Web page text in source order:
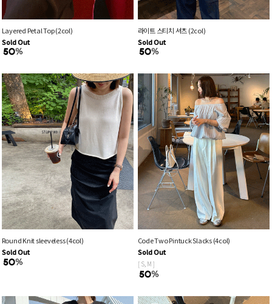
Layered Petal Top (2col)
Sold Out
라이트 스티치 셔츠 (2col)
Sold Out
Round Knit sleeveless (4col)
Sold Out
Code Two Pintuck Slacks (4col)
Sold Out
[ S, M ]